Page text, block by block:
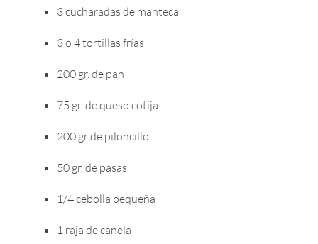
3 cucharadas de manteca
3 o 4 tortillas frías
200 gr. de pan
75 gr. de queso cotija
200 gr de piloncillo
50 gr. de pasas
1/4 cebolla pequeña
1 raja de canela